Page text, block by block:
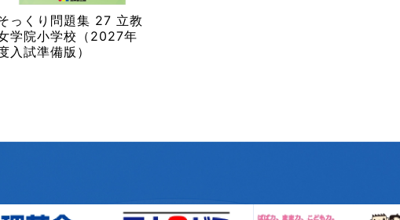
っくり問題集 27 立教
学院小学校（2027年
入試準備版）